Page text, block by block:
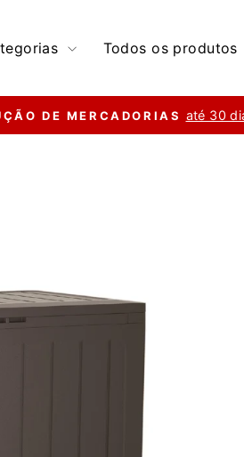
Todos os produtos
DE MERCADORIAS até 30